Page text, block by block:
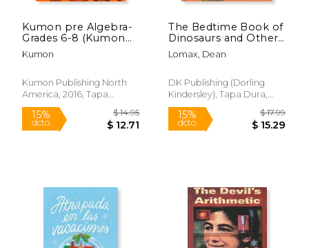
Kumon pre Algebra-
Grades 6-8 (Kumon
Middle School Math
Workbooks) (en
Kumon
Kumon Publishing North
America, 2016, Tapa
Blanda, Nuevo
The Bedtime Book of
Dinosaurs and Other
Prehistoric Life: Meet
More Than 100
ago (The Bedtime
Books) (en Inglés)
Lomax, Dean
DK Publishing (Dorling
Kindersley), Tapa Dura,
Nuevo